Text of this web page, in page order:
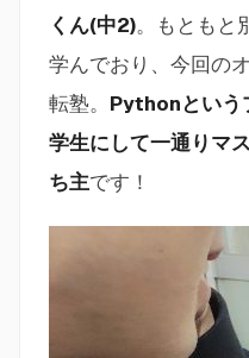
くん(中2)。もともと
学んでおり、今回の
転塾。 Pythonという
学生にして一通りマ
ち主です！